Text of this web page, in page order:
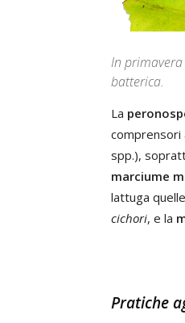
In
batterica.
La
comprensori
spp.),
marciume
lattuga
cichori, e la
Pratiche